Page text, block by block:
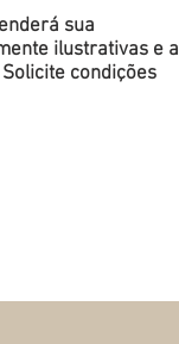
sua
ilustrativas e a
condições